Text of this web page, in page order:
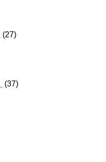
(27)
(37)